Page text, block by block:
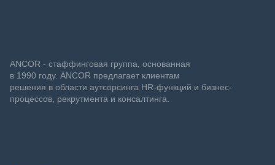
ANCOR - стаффинговая группа, основанная
в 1990 году. ANCOR предлагает клиентам
решения в области аутсорсинга HR-функций и бизнес-
процессов, рекрутмента и консалтинга.